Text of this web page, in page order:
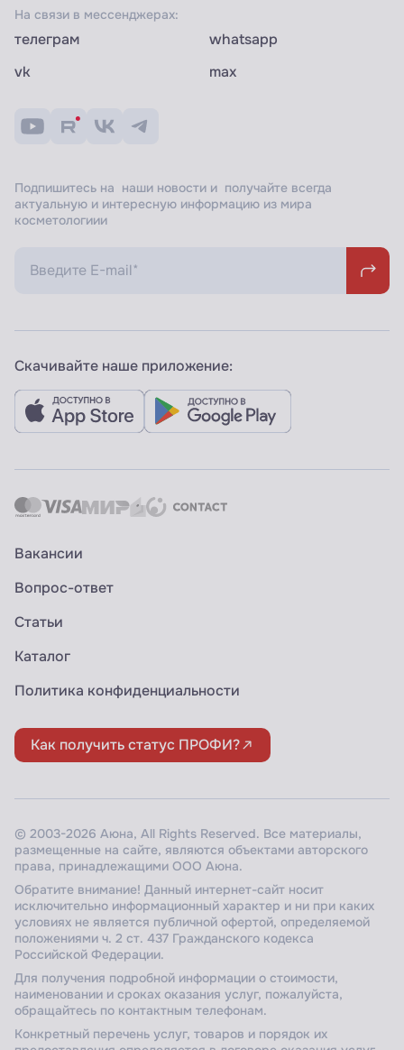
На связи в мессенджерах:
телеграм
whatsapp
vk
max
Подпишитесь на наши новости и получайте всегда
актуальную и интересную информацию из мира
косметологиии
Скачивайте наше приложение:
Вакансии
Вопрос-ответ
Статьи
Каталог
Политика конфиденциальности
Как получить статус ПРОФИ?
© 2003-2026 Аюна, All Rights Reserved. Все материалы,
размещенные на сайте, являются объектами авторского
права, принадлежащими ООО Аюна.
Обратите внимание! Данный интернет-сайт носит
исключительно информационный характер и ни при каких
условиях не является публичной офертой, определяемой
положениями ч. 2 ст. 437 Гражданского кодекса
Российской Федерации.
Для получения подробной информации о стоимости,
наименовании и сроках оказания услуг, пожалуйста,
обращайтесь по контактным телефонам.
Конкретный перечень услуг, товаров и порядок их